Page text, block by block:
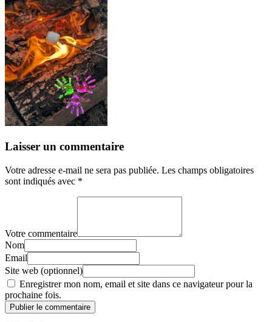
Laisser un commentaire
Votre adresse e-mail ne sera pas publiée. Les champs obligatoires
sont indiqués avec *
Votre commentaire
Nom
Email
Site web (optionnel)
Enregistrer mon nom, email et site dans ce navigateur pour la
prochaine fois.
Publier le commentaire